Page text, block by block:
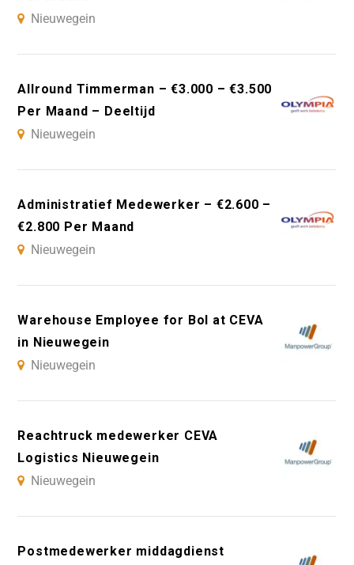
Nieuwegein
Allround Timmerman – €3.000 – €3.500
Per Maand – Deeltijd
Nieuwegein
Administratief Medewerker – €2.600 –
€2.800 Per Maand
Nieuwegein
Warehouse Employee for Bol at CEVA
in Nieuwegein
Nieuwegein
Reachtruck medewerker CEVA
Logistics Nieuwegein
Nieuwegein
Postmedewerker middagdienst